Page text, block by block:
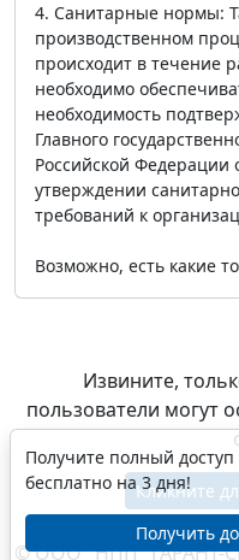
4. Санитарные нормы:
производственном
происходит в течение
необходимо
необходимость
Главного
Российской Федерации
утверждении
требований к
Возможно, есть какие
Извините,
пользователи могут
Кликните
© ООО "НПП "ГАРАНТ-
Получите полный доступ
бесплатно на 3 дня!
Получить